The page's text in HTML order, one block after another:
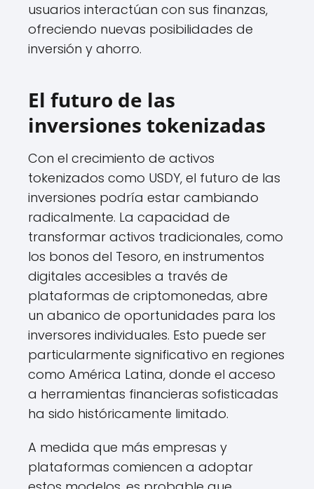
usuarios interactúan con sus finanzas,
ofreciendo nuevas posibilidades de
inversión y ahorro.
El futuro de las
inversiones tokenizadas
Con el crecimiento de activos
tokenizados como USDY, el futuro de las
inversiones podría estar cambiando
radicalmente. La capacidad de
transformar activos tradicionales, como
los bonos del Tesoro, en instrumentos
digitales accesibles a través de
plataformas de criptomonedas, abre
un abanico de oportunidades para los
inversores individuales. Esto puede ser
particularmente significativo en regiones
como América Latina, donde el acceso
a herramientas financieras sofisticadas
ha sido históricamente limitado.
A medida que más empresas y
plataformas comiencen a adoptar